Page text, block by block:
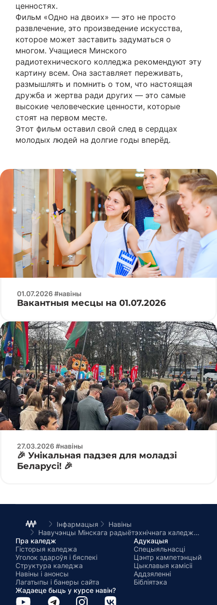
ценностях.
Фильм «Одно на двоих» — это не просто
развлечение, это произведение искусства,
которое может заставить задуматься о
многом. Учащиеся Минского
радиотехнического колледжа рекомендуют эту
картину всем. Она заставляет переживать,
размышлять и помнить о том, что настоящая
дружба и жертва ради других — это самые
высокие человеческие ценности, которые
стоят на первом месте.
Этот фильм оставил свой след в сердцах
молодых людей на долгие годы вперёд.
01.07.2026 #навіны
Вакантныя месцы на 01.07.2026
27.03.2026 #навіны
🎉 Унікальная падзея для моладзі
Беларусі! 🎉
Інфармацыя
Навіны
Навучэнцы Мінскага радыётэхнічнага каледжа сталі гледачамі новага беларускага фільма «Адно на дваіх»
Пра каледж
Гісторыя каледжа
Уголок здароўя і бяспекі
Структура каледжа
Навіны і анонсы
Лагатыпы і банеры сайта
Адукацыя
Спецыяльнасці
Цэнтр кампетэнцый
Цыклавыя камісіі
Аддзяленні
Бібліятэка
Жадаеце быць у курсе навін?